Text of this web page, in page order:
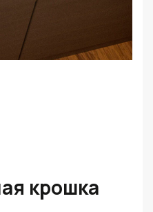
крошка